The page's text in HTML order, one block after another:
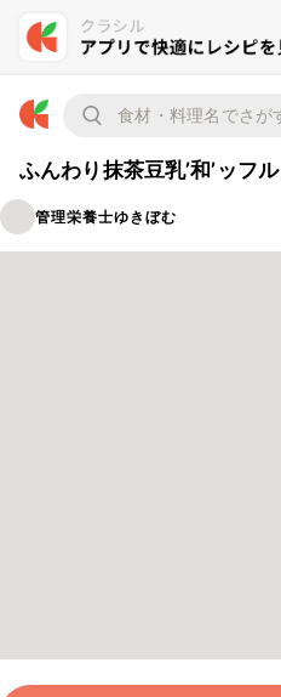
ふんわり抹茶豆乳’和’ッフル
管理栄養士ゆきぼむ